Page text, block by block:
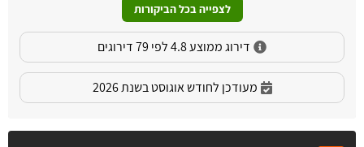
לצפייה בכל הביקורות
דירוג ממוצע 4.8 לפי 79 דירוגים
מעודכן לחודש אוגוסט בשנת 2026